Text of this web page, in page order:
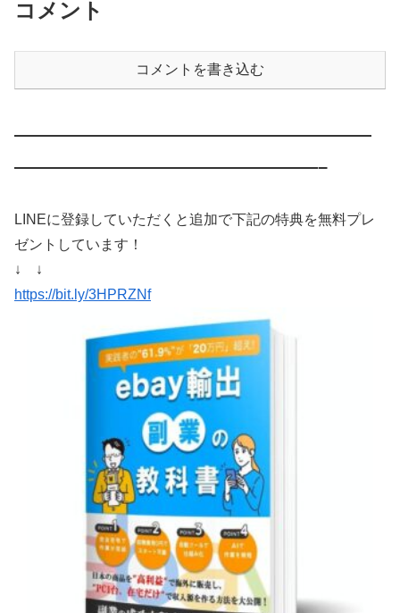
コメント
コメントを書き込む
————————————————————
—————————————————–
LINEに登録していただくと追加で下記の特典を無料プレ
ゼントしています！
↓ ↓
https://bit.ly/3HPRZNf